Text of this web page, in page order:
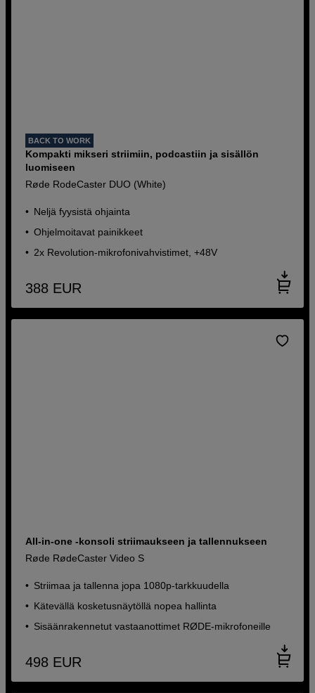
BACK TO WORK
Kompakti mikseri striimiin, podcastiin ja sisällön
luomiseen
Røde RodeCaster DUO (White)
Neljä fyysistä ohjainta
Ohjelmoitavat painikkeet
2x Revolution-mikrofonivahvistimet, +48V
388 EUR
All-in-one -konsoli striimaukseen ja tallennukseen
Røde RødeCaster Video S
Striimaa ja tallenna jopa 1080p-tarkkuudella
Kätevällä kosketusnäytöllä nopea hallinta
Sisäänrakennetut vastaanottimet RØDE-mikrofoneille
498 EUR